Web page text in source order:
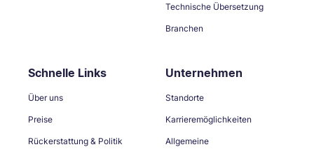
Technische Übersetzung
Branchen
Schnelle Links
Über uns
Preise
Rückerstattung & Politik
Unternehmen
Standorte
Karrieremöglichkeiten
Allgemeine